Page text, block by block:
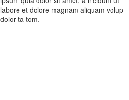
labore et dolore magnam aliquam volup
dolor ta tem.